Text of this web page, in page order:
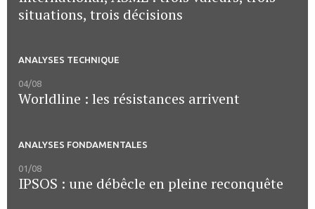
situations, trois décisions
ANALYSES TECHNIQUE
04/08
Worldline : les résistances arrivent
ANALYSES FONDAMENTALES
01/08
IPSOS : une débêcle en pleine reconquête